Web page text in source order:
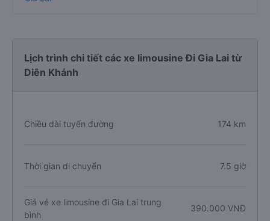
Lịch trình chi tiết các xe limousine Đi Gia Lai từ
Diên Khánh
Chiều dài tuyến đường 174 km
Thời gian di chuyển 7.5 giờ
Giá vé xe limousine đi Gia Lai trung
bình
390.000 VNĐ